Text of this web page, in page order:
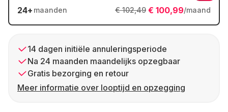
24+ maanden € 100,99/maand
€ 102,49
14 dagen initiële annuleringsperiode
Na 24 maanden maandelijks opzegbaar
Gratis bezorging en retour
Meer informatie over looptijd en opzegging